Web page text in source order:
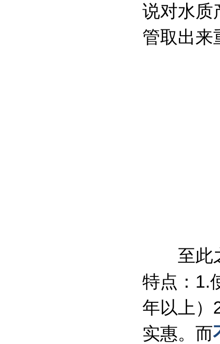
说对水质
管取出来
至此之
特点：1.
年以上）
实惠。而